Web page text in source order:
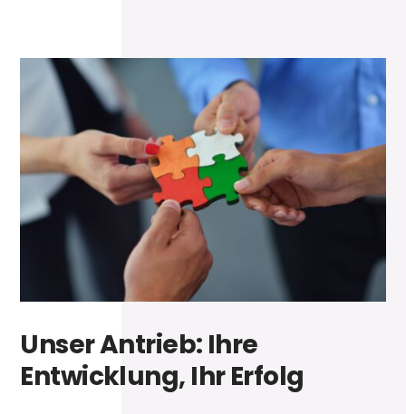
Unser Antrieb: Ihre
Entwicklung, Ihr Erfolg